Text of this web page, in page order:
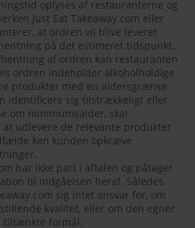
oplyses af restauranterne og
Just Eat Takeaway.com eller
at ordren vil blive leveret
på det estimeret tidspunkt.
af ordren kan restauranten
ordren indeholder alkoholholdige
produkter med en aldersgrænse.
identificere sig tilstrækkeligt eller
om minimumsalder, skal
udlevere de relevante produkter
kan kunden opkræve
har ikke part i aftalen og påtager
til indgåelsen heraf. Således
sig intet ansvar for, om
kvalitet, eller om den egner
tiltænkte formål.